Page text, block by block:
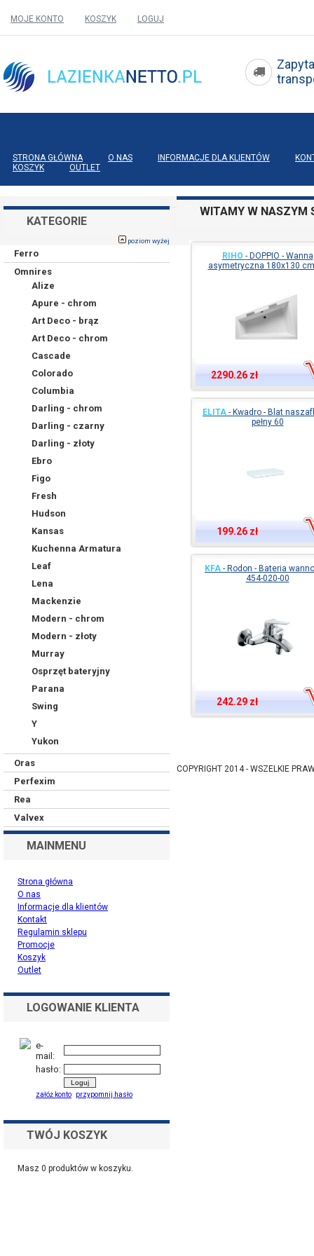
MOJE KONTO KOSZYK LOGUJ
STRONA GŁÓWNA O NAS INFORMACJE DLA KLIENTÓW
KOSZYK
OUTLET
KATEGORIE
poziom wyżej
Ferro
Omnires
Alize
Apure - chrom
Art Deco - brąz
Art Deco - chrom
Cascade
Colorado
Columbia
Darling - chrom
Darling - czarny
Darling - złoty
Ebro
Figo
Fresh
Hudson
Kansas
Kuchenna Armatura
Leaf
Lena
Mackenzie
Modern - chrom
Modern - złoty
Murray
Osprzęt bateryjny
Parana
Swing
Y
Yukon
Oras
Perfexim
Rea
Valvex
MAINMENU
Strona główna
O nas
Informacje dla klientów
Kontakt
Regulamin sklepu
Promocje
Koszyk
Outlet
LOGOWANIE KLIENTA
e-
mail:
hasło:
załóż konto przypomnij hasło
TWÓJ KOSZYK
Masz 0 produktów w koszyku.
WITAMY W NASZYM
RIHO -DOPPIO - Wanna
asymetryczna 180x130
2290.26 zł
ELITA - Kwadro - Blat
pełny 60
199.26 zł
KFA - Rodon - Bateria
454-020-00
242.29 zł
COPYRIGHT 2014 - WSZELKIE